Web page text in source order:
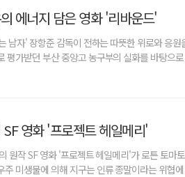
에너지 담은 영화 '리바운드'
남자' 장항준 감독이 전하는 따뜻한 위로와 응
평가받던 부산 중앙고 농구부의 실화를 바탕으
영화 '프로젝트 헤일메리'
원작 SF 영화 '프로젝트 헤일메리'가 로튼 토마
미생물에 의해 지구는 인류 종말이라는 위협